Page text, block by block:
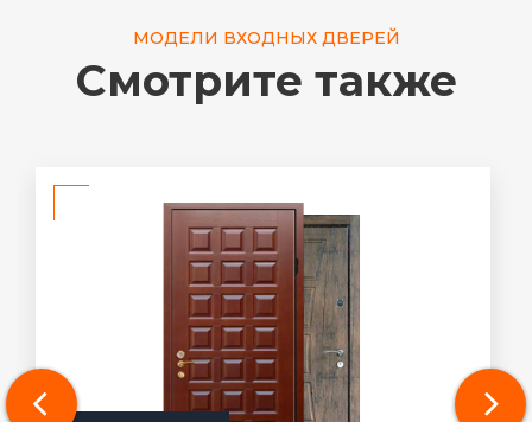
МОДЕЛИ ВХОДНЫХ ДВЕРЕЙ
Смотрите также